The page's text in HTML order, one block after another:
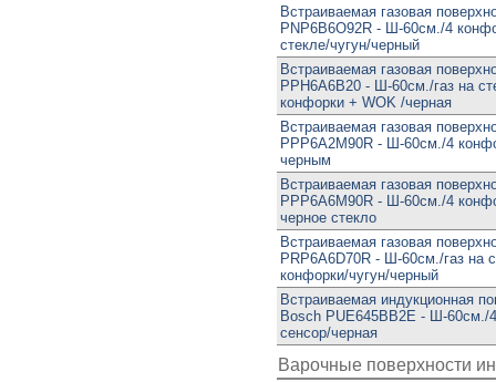
Встраиваемая газовая
PNP6B6O92R - Ш-60см./4
стекле/чугун/черный
Встраиваемая газовая
PPH6A6B20 - Ш-60см./газ на
конфорки + WOK /черная
Встраиваемая газовая
PPP6A2M90R - Ш-60см./4
черным
Встраиваемая газовая
PPP6A6M90R - Ш-60см./4
черное стекло
Встраиваемая газовая
PRP6A6D70R - Ш-60см./газ на
конфорки/чугун/черный
Встраиваемая индукционная
Bosch PUE645BB2E - Ш-60см./
сенсор/черная
Варочные поверхности